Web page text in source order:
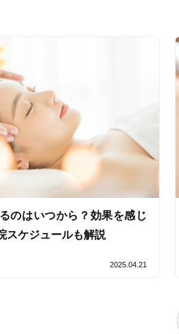
けの特徴
女性スタッフ在籍
サービスの特徴
コロナ対応
チャットでの事前相談
特徴
痛みの少ない鍼シール
のはいつから？効果を感じ
スケジュールも解説
2025.04.21